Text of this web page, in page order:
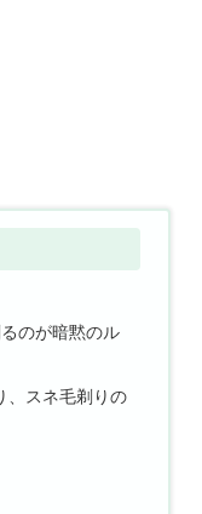
のが暗黙のル
、スネ毛剃りの